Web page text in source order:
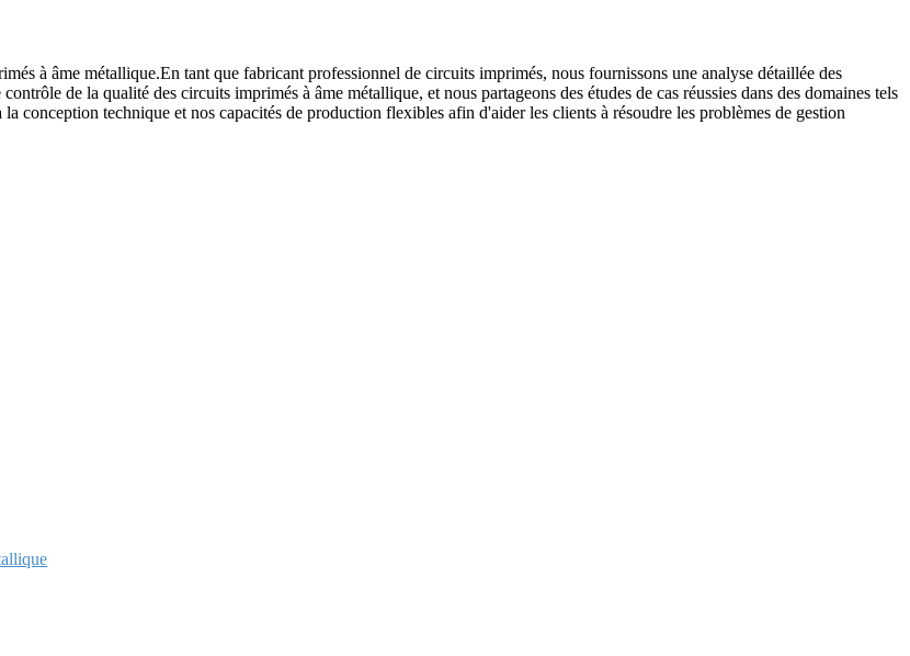
à âme métallique.En tant que fabricant professionnel de circuits imprimés, nous fournissons une analyse détaillée des
de la qualité des circuits imprimés à âme métallique, et nous partageons des études de cas réussies dans des domaines tels
conception technique et nos capacités de production flexibles afin d'aider les clients à résoudre les problèmes de gestion